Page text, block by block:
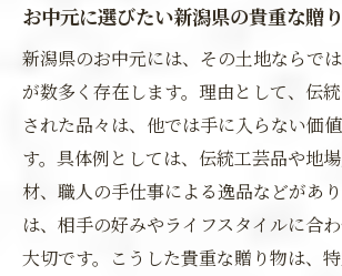
お中元に選びたい新潟県の貴重な贈
新潟県のお中元には、その土地ならで
が数多く存在します。理由として、伝
された品々は、他では手に入らない価
す。具体例としては、伝統工芸品や地
材、職人の手仕事による逸品などがあ
は、相手の好みやライフスタイルに合
大切です。こうした貴重な贈り物は、